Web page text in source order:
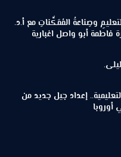
وصِناعةُ المُمَكِّناتِ مع أ.د.
أبو واصل اغبارية
إعداد جيل جديد من
أوروبا